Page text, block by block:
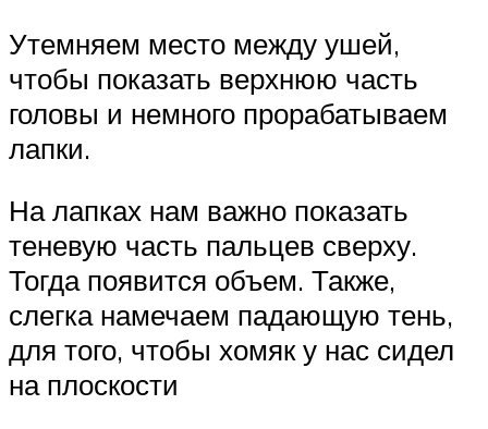
Утемняем место между ушей,
чтобы показать верхнюю часть
головы и немного прорабатываем
лапки.
На лапках нам важно показать
теневую часть пальцев сверху.
Тогда появится объем. Также,
слегка намечаем падающую тень,
для того, чтобы хомяк у нас сидел
на плоскости